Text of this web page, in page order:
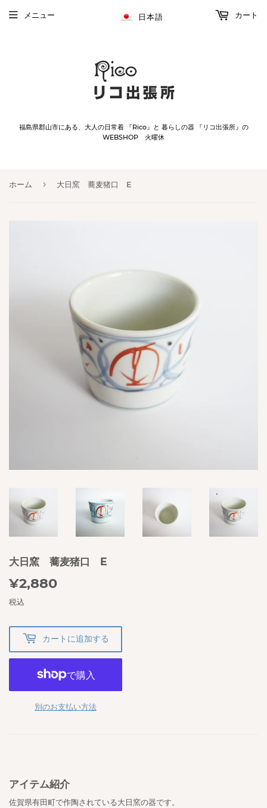
福島県郡山市にある、大人の日常着 『Rico』と 暮らしの器 『リコ出張所』の
WEBSHOP 火曜休
日本語
メニュー カート
ホーム › 大日窯 蕎麦猪口 E
大日窯 蕎麦猪口 E
¥2,880
税込
カートに追加する
別のお支払い方法
アイテム紹介
佐賀県有田町で作陶されている大日窯の器です。